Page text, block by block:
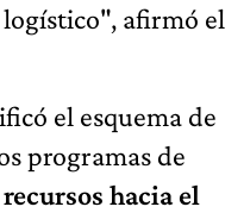
afirmó el
el esquema de
programas de
hacia el